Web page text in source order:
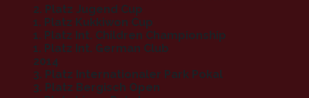
2. Platz Jugend Cup
1. Platz Kukkiwon Cup
1. Platz Int. Children Championship
1. Platz Int. German Club
2014
3. Platz Internationaler Park Pokal
3. Platz Bergisch Open